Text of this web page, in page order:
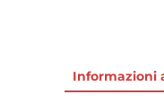
Informazioni